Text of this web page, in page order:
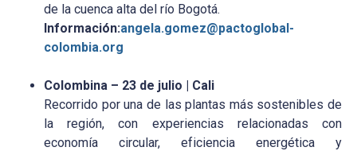
de la cuenca alta del río Bogotá.
Información:angela.gomez@pactoglobal-
colombia.org
Colombina – 23 de julio | Cali
Recorrido por una de las plantas más sostenibles de
la región, con experiencias relacionadas con
economía circular, eficiencia energética y